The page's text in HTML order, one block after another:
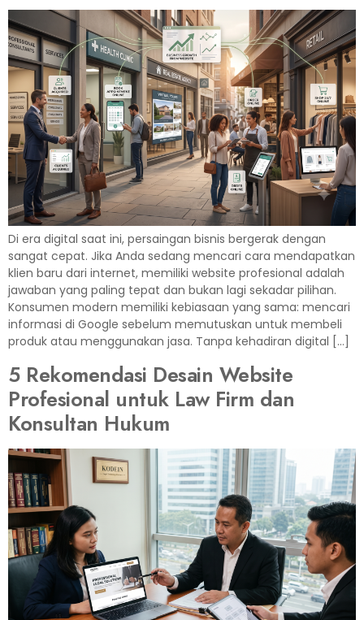
Di era digital saat ini, persaingan bisnis bergerak dengan
sangat cepat. Jika Anda sedang mencari cara mendapatkan
klien baru dari internet, memiliki website profesional adalah
jawaban yang paling tepat dan bukan lagi sekadar pilihan.
Konsumen modern memiliki kebiasaan yang sama: mencari
informasi di Google sebelum memutuskan untuk membeli
produk atau menggunakan jasa. Tanpa kehadiran digital […]
5 Rekomendasi Desain Website
Profesional untuk Law Firm dan
Konsultan Hukum